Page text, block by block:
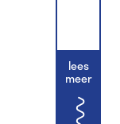
lees
meer